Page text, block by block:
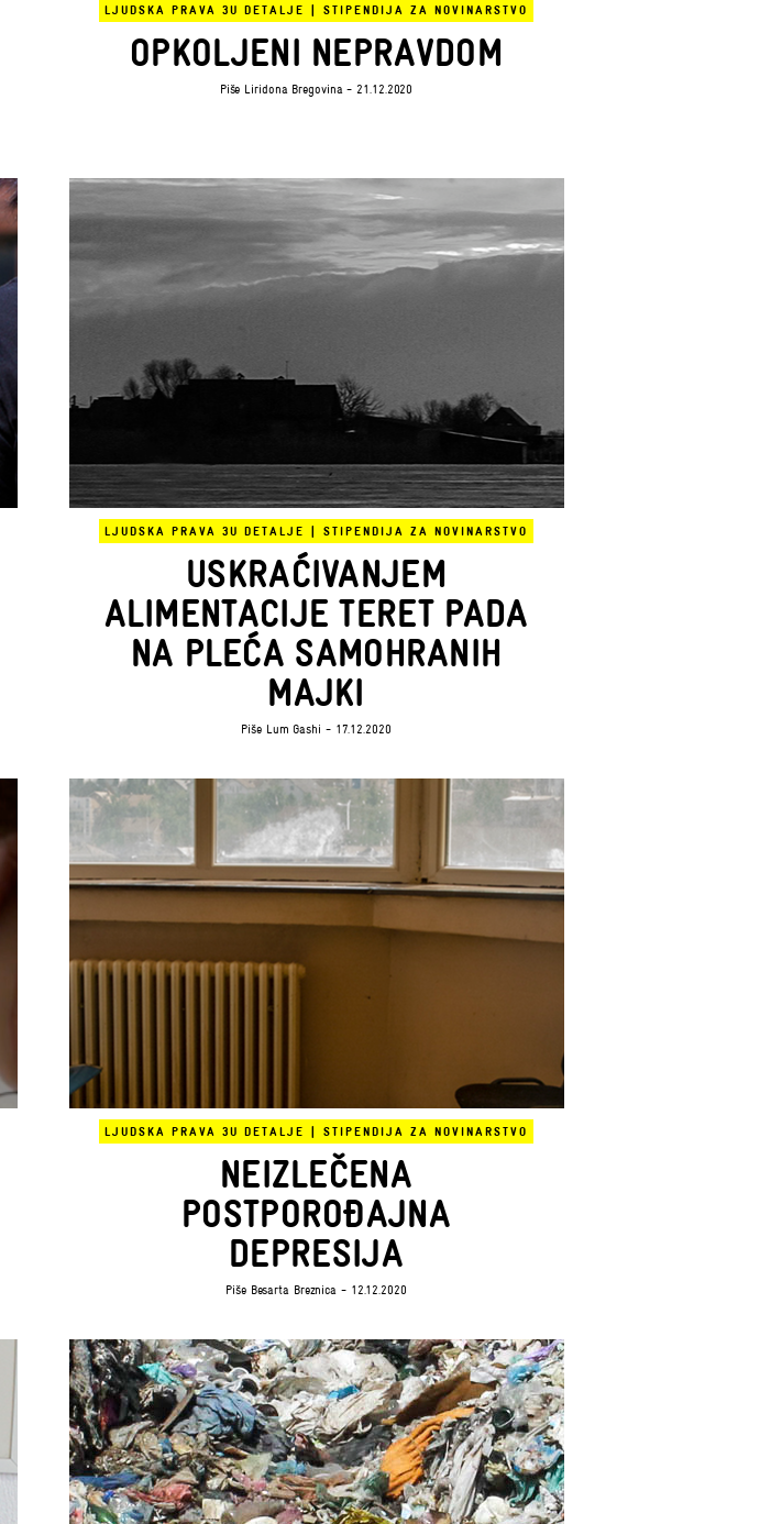
LJUDSKA PRAVA 3U DETALJE | STIPENDIJA ZA NOVINARSTVO
OPKOLJENI NEPRAVDOM
Piše Liridona Bregovina- 21.12.2020
LJUDSKA PRAVA 3U DETALJE | STIPENDIJA ZA NOVINARSTVO
USKRAĆIVANJEM
ALIMENTACIJE TERET PADA
NA PLEĆA SAMOHRANIH
MAJKI
Piše Lum Gashi - 17.12.2020
LJUDSKA PRAVA 3U DETALJE | STIPENDIJA ZA NOVINARSTVO
NEIZLEČENA
POSTPOROĐAJNA
DEPRESIJA
Piše Besarta Breznica - 12.12.2020